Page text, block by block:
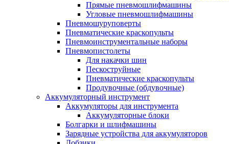
Прямые пневмошлифмашины
Угловые пневмошлифмашины
Пневмошуруповерты
Пневматические краскопульты
Пневмоинструментальные наборы
Пневмопистолеты
Для накачки шин
Пескоструйные
Пневматические краскопульты
Продувочные (обдувочные)
Аккумуляторный инструмент
Аккумуляторы для инструмента
Аккумуляторные блоки
Болгарки и шлифмашины
Зарядные устройства для аккумуляторов